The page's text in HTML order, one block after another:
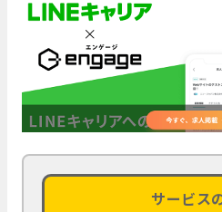
サービス